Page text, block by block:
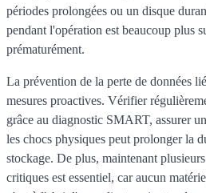
périodes prolongées ou un disque
pendant l'opération est beaucoup plus
prématurément.
La prévention de la perte de données
mesures proactives. Vérifier
grâce au diagnostic SMART, assurer
les chocs physiques peut prolonger la
stockage. De plus, maintenant
critiques est essentiel, car aucun